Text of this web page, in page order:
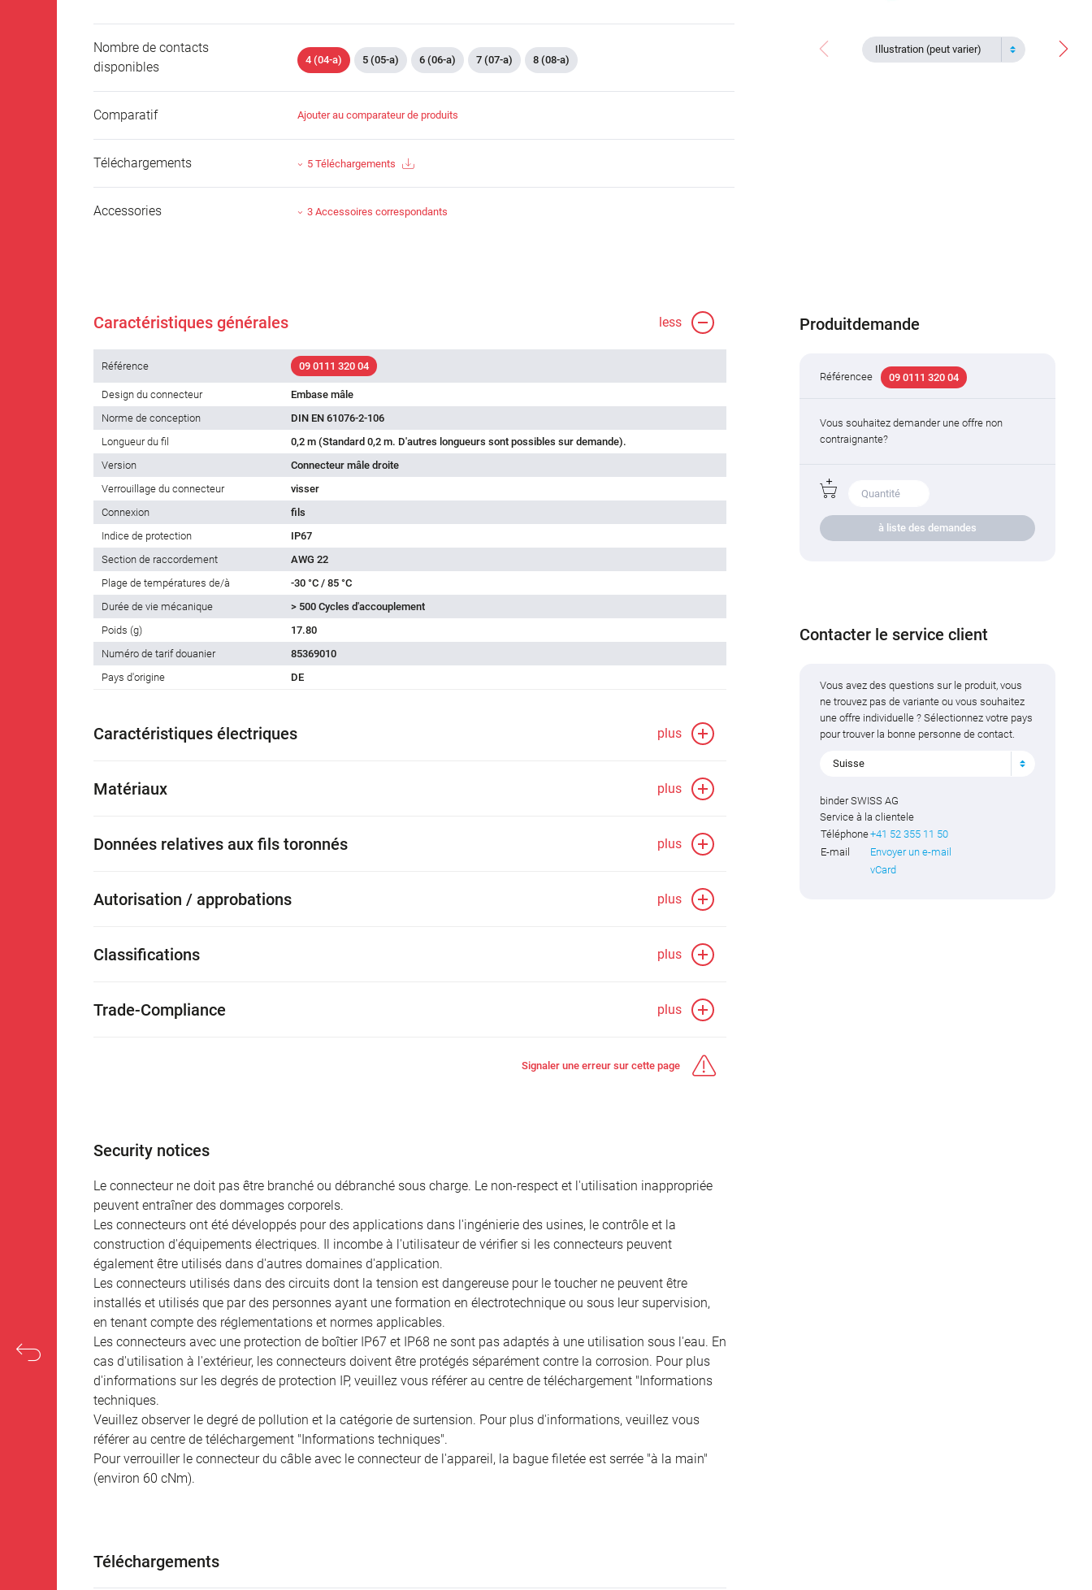
Illustration (peut varier)
Nombre de contacts
disponibles
4 (04-a) 5 (05-a) 6 (06-a) 7 (07-a) 8 (08-a)
Comparatif Ajouter au comparateur de produits
Téléchargements 5 Téléchargements
Accessories 3 Accessoires correspondants
Caractéristiques générales less
Référence 09 0111 320 04
Design du connecteur
Embase mâle
Norme de conception
DIN EN 61076-2-106
Longueur du fil
0,2 m (Standard 0,2 m. D'autres longueurs sont possibles sur demande).
Version
Connecteur mâle droite
Verrouillage du connecteur
visser
Connexion
fils
Indice de protection
IP67
Section de raccordement
AWG 22
Plage de températures de/à
-30 °C / 85 °C
Durée de vie mécanique
> 500 Cycles d'accouplement
Poids (g)
17.80
Numéro de tarif douanier
85369010
Pays d'origine
DE
Caractéristiques électriques plus
Matériaux plus
Données relatives aux fils toronnés plus
Autorisation / approbations plus
Classifications plus
Trade-Compliance plus
Signaler une erreur sur cette page
Security notices
Le connecteur ne doit pas être branché ou débranché sous charge. Le non-respect et l'utilisation inappropriée
peuvent entraîner des dommages corporels.
Les connecteurs ont été développés pour des applications dans l'ingénierie des usines, le contrôle et la
construction d'équipements électriques. Il incombe à l'utilisateur de vérifier si les connecteurs peuvent
également être utilisés dans d'autres domaines d'application.
Les connecteurs utilisés dans des circuits dont la tension est dangereuse pour le toucher ne peuvent être
installés et utilisés que par des personnes ayant une formation en électrotechnique ou sous leur supervision,
en tenant compte des réglementations et normes applicables.
Les connecteurs avec une protection de boîtier IP67 et IP68 ne sont pas adaptés à une utilisation sous l'eau. En
cas d'utilisation à l'extérieur, les connecteurs doivent être protégés séparément contre la corrosion. Pour plus
d'informations sur les degrés de protection IP, veuillez vous référer au centre de téléchargement "Informations
techniques.
Veuillez observer le degré de pollution et la catégorie de surtension. Pour plus d'informations, veuillez vous
référer au centre de téléchargement "Informations techniques".
Pour verrouiller le connecteur du câble avec le connecteur de l'appareil, la bague filetée est serrée "à la main"
(environ 60 cNm).
Téléchargements
Produitdemande
Référencee 09 0111 320 04
Vous souhaitez demander une offre non
contraignante?
à liste des demandes
Contacter le service client
Vous avez des questions sur le produit, vous
ne trouvez pas de variante ou vous souhaitez
une offre individuelle ? Sélectionnez votre pays
pour trouver la bonne personne de contact.
Suisse
binder SWISS AG
Service à la clientele
Téléphone+41 52 355 11 50
E-mail
Envoyer un e-mail
vCard